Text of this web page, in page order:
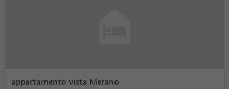
appartamento vista Merano